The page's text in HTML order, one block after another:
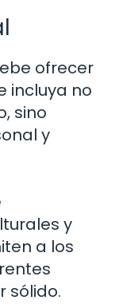
ofrecer
incluya no
sino
y
y
a los
sólido.